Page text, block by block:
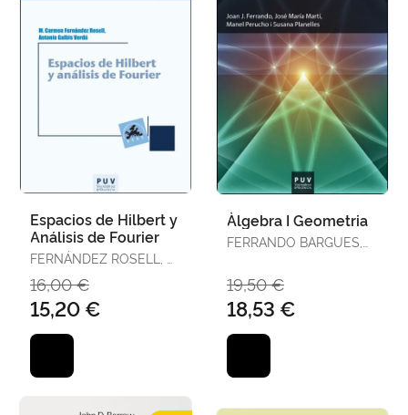
Espacios de Hilbert y
Análisis de Fourier
FERNÁNDEZ ROSELL, M.
VERDÚ, ANTONIO
16,00 €
15,20 €
Àlgebra I Geometria
FERRANDO BARGUES,
PERUCHO PLA, MANEL
/ PLANELLES MIRA,
SUSANA
19,50 €
18,53 €